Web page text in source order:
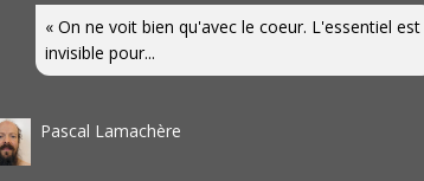
« On ne voit bien qu'avec le coeur. L'essentiel est
invisible pour...
Pascal Lamachère